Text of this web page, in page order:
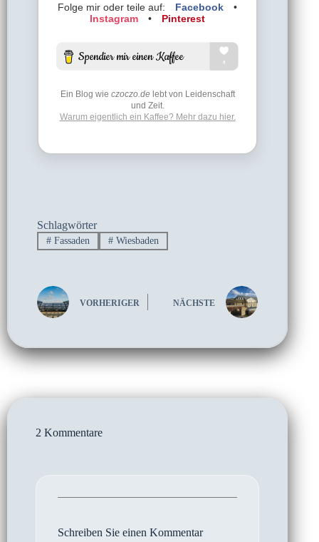
Folge mir oder teile auf: Facebook
•
Instagram
• Pinterest
Ein Blog wie czoczo.delebt von Leidenschaft
und Zeit.
Warum eigentlich ein Kaffee? Mehr dazu hier.
Schlagwörter
#Fassaden #Wiesbaden
VORHERIGER NÄCHSTE
2 Kommentare
Schreiben Sie einen Kommentar